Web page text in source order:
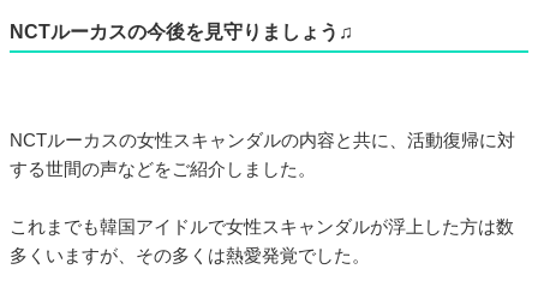
NCTルーカスの今後を見守りましょう♫
NCTルーカスの女性スキャンダルの内容と共に、活動復帰に対
する世間の声などをご紹介しました。
これまでも韓国アイドルで女性スキャンダルが浮上した方は数
多くいますが、その多くは熱愛発覚でした。